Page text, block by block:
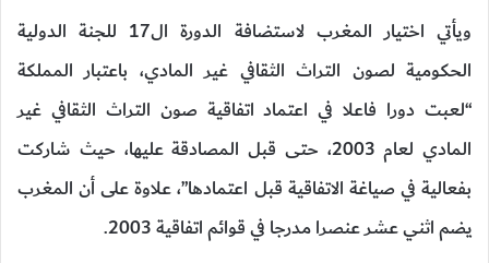
ويأتي اختيار المغرب لاستضافة الدورة ال17 للجنة الدولية
الحكومية لصون التراث الثقافي غير المادي، باعتبار المملكة
“لعبت دورا فاعلا في اعتماد اتفاقية صون التراث الثقافي غير
المادي لعام 2003، حتى قبل المصادقة عليها، حيث شاركت
بفعالية في صياغة الاتفاقية قبل اعتمادها”، علاوة على أن المغرب
يضم اثني عشر عنصرا مدرجا في قوائم اتفاقية 2003.